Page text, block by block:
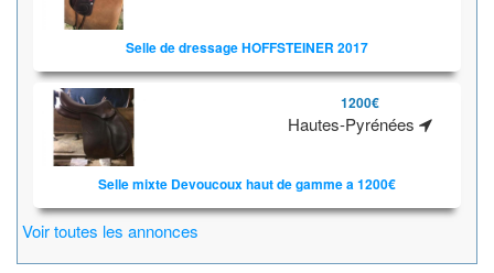
Selle de dressage HOFFSTEINER 2017
1200€
Hautes-Pyrénées
Selle mixte Devoucoux haut de gamme a 1200€
Voir toutes les annonces